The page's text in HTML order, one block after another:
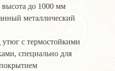
высота до 1000 мм
металлический
с термостойкими
специально для